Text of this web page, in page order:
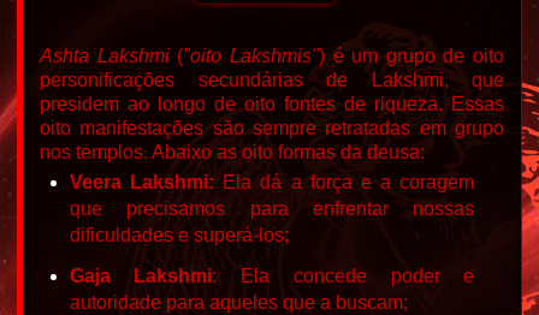
Ashta Lakshmi("oito Lakshmis") é um grupo de oito
personificações secundárias de Lakshmi, que
presidem ao longo de oito fontes de riqueza. Essas
oito manifestações são sempre retratadas em grupo
nos templos. Abaixo as oito formas da deusa:
Veera Lakshmi: Ela dá a força e a coragem
que precisamos para enfrentar nossas
dificuldades e superá-los;
Gaja Lakshmi: Ela concede poder e
autoridade para aqueles que a buscam;